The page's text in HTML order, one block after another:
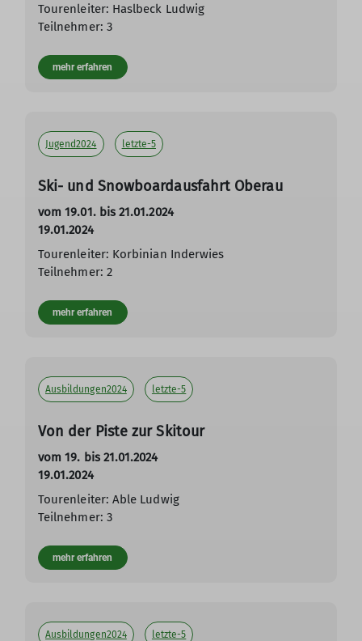
Tourenleiter: Haslbeck Ludwig
Teilnehmer: 3
mehr erfahren
Jugend2024 letzte-5
Ski- und Snowboardausfahrt Oberau
vom 19.01. bis 21.01.2024
19.01.2024
Tourenleiter: Korbinian Inderwies
Teilnehmer: 2
mehr erfahren
Ausbildungen2024 letzte-5
Von der Piste zur Skitour
vom 19. bis 21.01.2024
19.01.2024
Tourenleiter: Able Ludwig
Teilnehmer: 3
mehr erfahren
Ausbildungen2024 letzte-5